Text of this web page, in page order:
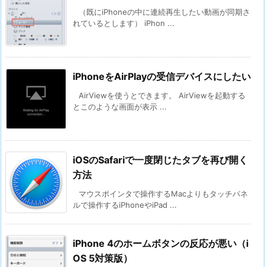
（既にiPhoneの中に連続再生したい動画が同期さ
れているとします） iPhon ...
iPhoneをAirPlayの受信デバイスにしたい
AirViewを使うとできます。 AirViewを起動する
とこのような画面が表示 ...
iOSのSafariで一度閉じたタブを再び開く
方法
マウスポインタで操作するMacよりもタッチパネ
ルで操作するiPhoneやiPad ...
iPhone 4のホームボタンの反応が悪い（i
OS 5対策版）